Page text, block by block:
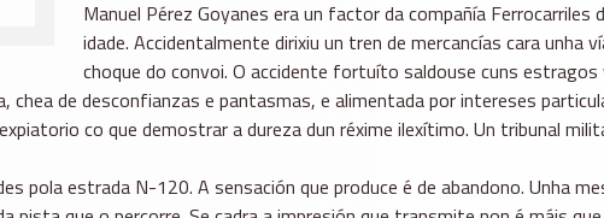
Manuel Pérez Goyanes era un factor da compañía Ferrocarriles
idade. Accidentalmente dirixiu un tren de mercancías cara unha
choque do convoi. O accidente fortuíto saldouse cuns
de desconfianzas e pantasmas, e alimentada por intereses
co que demostrar a dureza dun réxime ilexítimo. Un tribunal
pola estrada N-120. A sensación que produce é de abandono. Unha